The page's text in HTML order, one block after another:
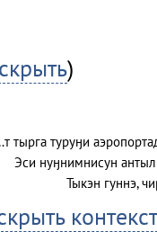
)
тырга туруӈи
Эси нуӈнимнисун
Тыкэн гуннэ,
контекст